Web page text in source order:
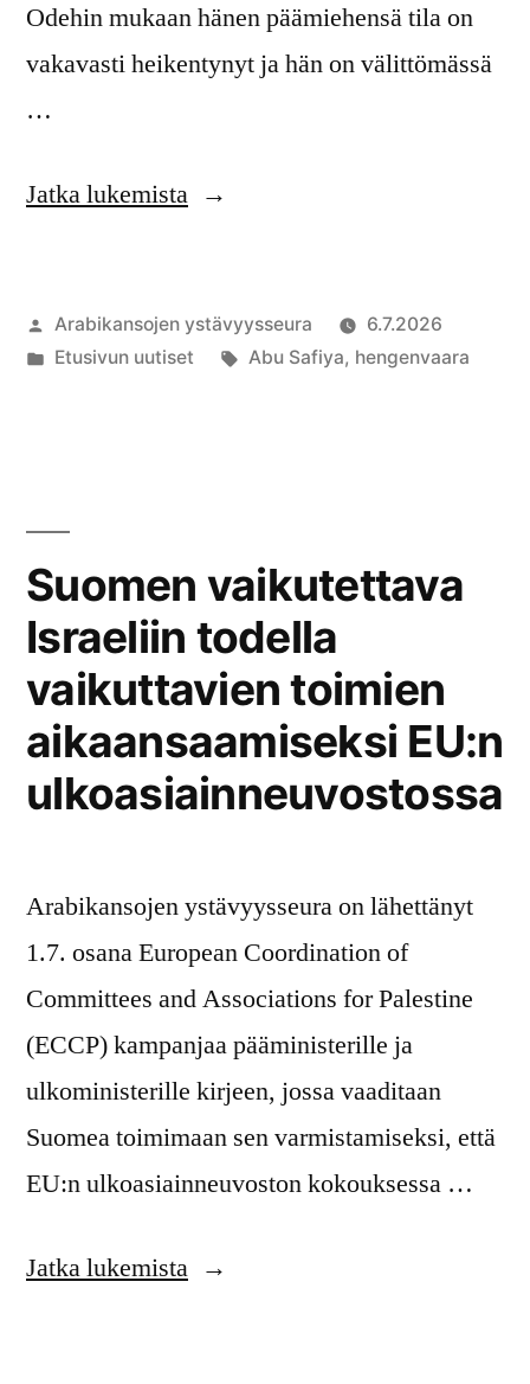
Odehin mukaan hänen päämiehensä tila on
vakavasti heikentynyt ja hän on välittömässä
…
Jatka lukemista”Lääkärit
Israelissa
varoittaa
Safiyan
välittömästä
hengenvaarasta”
Artikkelin
julkaisija
Arabikansojen ystävyysseura
6.7.2026
Julkaistu
Etusivun uutiset Avainsanat:
Abu Safiya, hengenvaara
Suomen vaikutettava
Israeliin todella
vaikuttavien toimien
aikaansaamiseksi EU:n
ulkoasiainneuvostossa
Arabikansojen ystävyysseura on lähettänyt
1.7. osana European Coordination of
Committees and Associations for Palestine
(ECCP) kampanjaa pääministerille ja
ulkoministerille kirjeen, jossa vaaditaan
Suomea toimimaan sen varmistamiseksi, että
EU:n ulkoasiainneuvoston kokouksessa …
Jatka lukemista”Suomen